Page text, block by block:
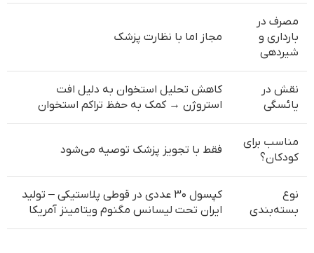
مصرف در
بارداری و
شیردهی
مجاز اما با نظارت پزشک
نقش در
یائسگی
کاهش تحلیل استخوان به دلیل افت
استروژن → کمک به حفظ تراکم استخوان
مناسب برای
کودکان؟
فقط با تجویز پزشک توصیه می‌شود
نوع
بسته‌بندی
کپسول ۳۰ عددی در قوطی پلاستیکی – تولید
ایران تحت لیسانس مگنوم ویتامینز آمریکا